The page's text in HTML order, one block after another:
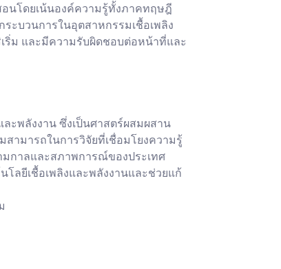
นโดยเน้นองค์ความรู้ทั้งภาคทฤษฎี
ะบวนการในอุตสาหกรรมเชื้อเพลิง
ริ่ม และมีความรับผิดชอบต่อหน้าที่และ
ะพลังงาน ซึ่งเป็นศาสตร์ผสมผสาน
ามารถในการวิจัยที่เชื่อมโยงความรู้
กาลและสภาพการณ์ของประเทศ
ลยีเชื้อเพลิงและพลังงานและช่วยแก้